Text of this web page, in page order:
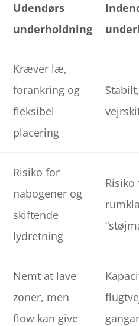
Udendørs
underholdning
Kræver læ,
forankring og
fleksibel
placering
Risiko for
nabogener og
skiftende
lydretning
Risiko
Nemt at lave
zoner, men
flow kan give